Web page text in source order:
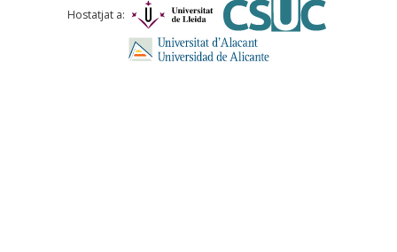
Comentari *
Hostatjat a: